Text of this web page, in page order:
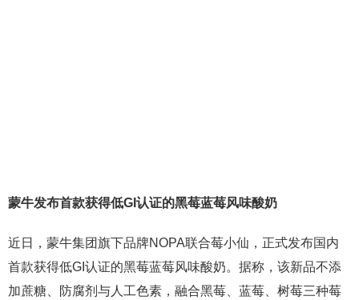
蒙牛发布首款获得低GI认证的黑莓蓝莓风味酸奶
近日，蒙牛集团旗下品牌NOPA联合莓小仙，正式发布国内
首款获得低GI认证的黑莓蓝莓风味酸奶。据称，该新品不添
加蔗糖、防腐剂与人工色素，融合黑莓、蓝莓、树莓三种莓